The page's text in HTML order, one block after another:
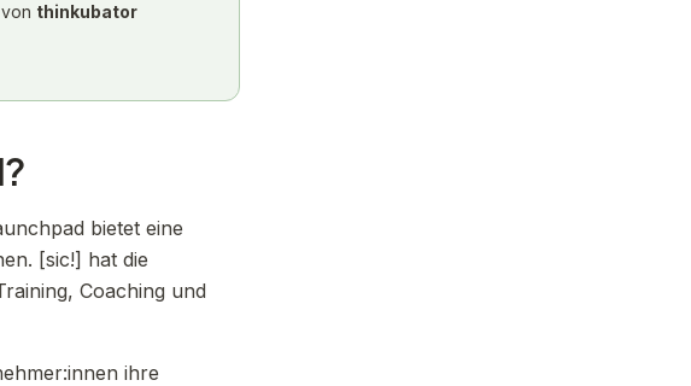
thinkubator
bietet eine
[sic!] hat die
Coaching und
ihre